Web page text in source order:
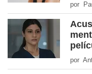
por
por